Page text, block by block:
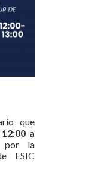
que
a
por la
ESIC